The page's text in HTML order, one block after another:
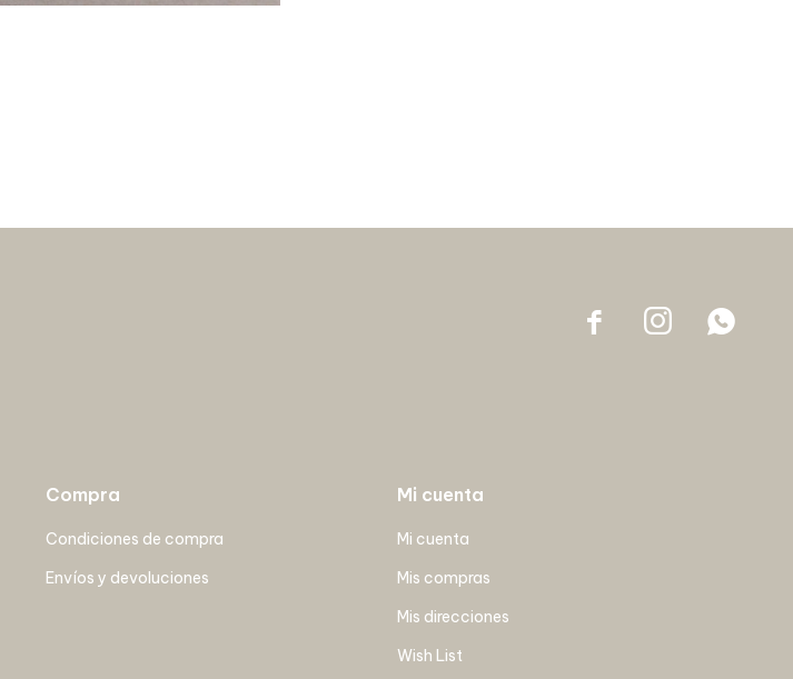
  
Compra
Condiciones de compra
Envíos y devoluciones
Mi cuenta
Mi cuenta
Mis compras
Mis direcciones
Wish List